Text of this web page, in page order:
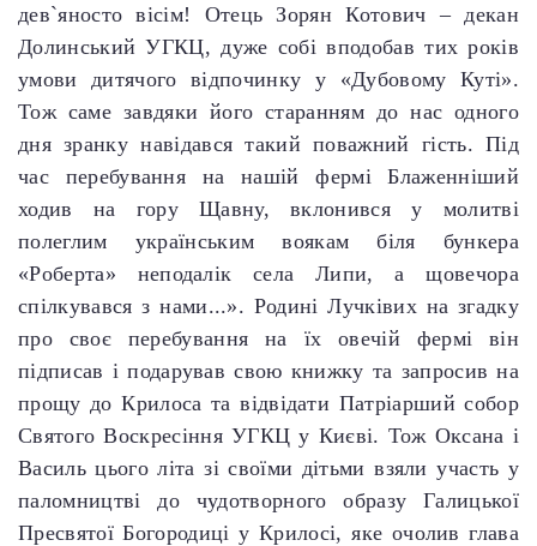
дев`яносто вісім! Отець Зорян Котович – декан
Долинський УГКЦ, дуже собі вподобав тих років
умови дитячого відпочинку у «Дубовому Куті».
Тож саме завдяки його старанням до нас одного
дня зранку навідався такий поважний гість. Під
час перебування на нашій фермі Блаженніший
ходив на гору Щавну, вклонився у молитві
полеглим українським воякам біля бункера
«Роберта» неподалік села Липи, а щовечора
спілкувався з нами...». Родині Лучківих на згадку
про своє перебування на їх овечій фермі він
підписав і подарував свою книжку та запросив на
прощу до Крилоса та відвідати Патріарший собор
Святого Воскресіння УГКЦ у Києві. Тож Оксана і
Василь цього літа зі своїми дітьми взяли участь у
паломництві до чудотворного образу Галицької
Пресвятої Богородиці у Крилосі, яке очолив глава